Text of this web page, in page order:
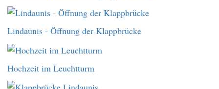
Lindaunis - Öffnung der Klappbrücke
Hochzeit im Leuchtturm